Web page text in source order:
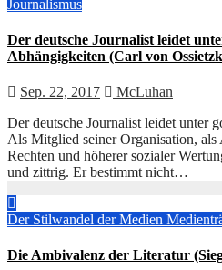
Journalismus
Der deutsche Journalist leidet
Abhängigkeiten (Carl von
Sep. 22, 2017
McLuhan
Der deutsche Journalist leidet unter
Als Mitglied seiner Organisation, als
Rechten und höherer sozialer
und zittrig. Er bestimmt nicht…
Der Stilwandel der Medien
Die Ambivalenz der Literatur